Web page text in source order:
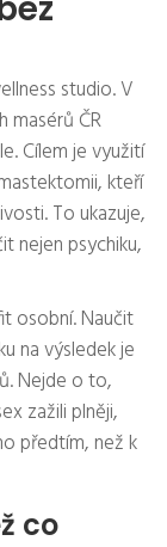
studio. V
masérů ČR
Cílem je využití
kteří
To ukazuje,
nejen psychiku,
osobní. Naučit
na výsledek je
Nejde o to,
zažili plněji,
předtím, než k
co